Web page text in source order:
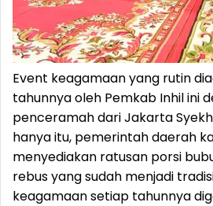
Event keagamaan yang rutin
tahunnya oleh Pemkab Inhil ini
penceramah dari Jakarta
hanya itu, pemerintah daerah
menyediakan ratusan porsi
rebus yang sudah menjadi
keagamaan setiap tahunnya